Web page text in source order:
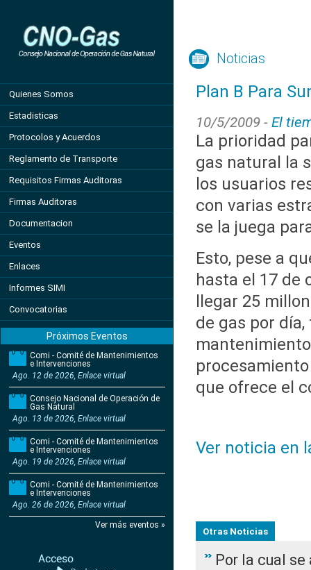
Quienes Somos
Estadisticas
Protocolos y Acuerdos
Reglamento de Transporte
Requisitos Firmas Auditoras
Firmas Auditoras
Documentacion
Eventos
Enlaces
Informes SIMI
Convocatorias
Próximos Eventos
Comi - Comité de Mantenimientos
e Intervenciones
Ago. 12 de 2026, Enlace virtual
Consejo Nacional de Operación de
Gas Natural
Ago. 13 de 2026, Enlace virtual
Comi - Comité de Mantenimientos
e Intervenciones
Ago. 19 de 2026, Enlace virtual
Comi - Comité de Mantenimientos
e Intervenciones
Ago. 26 de 2026, Enlace virtual
Ver más eventos »
Noticias
Plan B Para
10/5/2009 - El
La prioridad
gas natural la
los usuarios
con varias
se la juega
Esto, pese a
hasta el 17 de
llegar 25
de gas por
que ofrece el
Ver noticia en
Otras Noticias
Por la cual